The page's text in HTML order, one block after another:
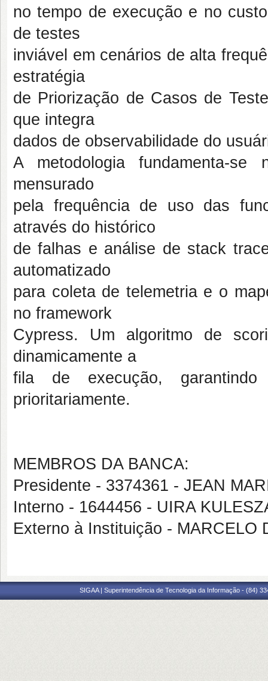
no tempo de execução e no
de testes
inviável em cenários de alta
estratégia
de Priorização de Casos de
que integra
dados de observabilidade do
A metodologia fundamenta-
mensurado
pela frequência de uso das
através do histórico
de falhas e análise de stack
automatizado
para coleta de telemetria e o
no framework
Cypress. Um algoritmo de
dinamicamente a
fila de execução,
prioritariamente.
MEMBROS DA BANCA:
Presidente - 3374361 - JEAN
Interno - 1644456 - UIRA
Externo à Instituição - MARCELO
SIGAA | Superintendência de Tecnologia da Informação - (84)